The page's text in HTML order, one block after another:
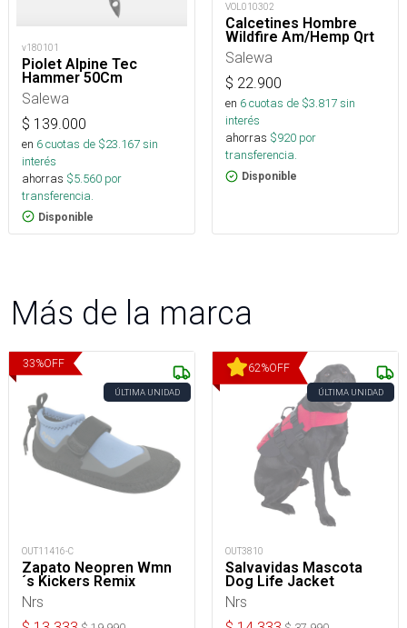
v180101
Piolet Alpine Tec
Hammer 50Cm
Salewa
$ 139.000
en 6cuotas de $23.167sin
interés
ahorras $5.560 por
transferencia.
Disponible
VOL010302
Calcetines Hombre
Wildfire Am/Hemp Qrt
Salewa
$ 22.900
en 6cuotas de $3.817sin
interés
ahorras $920 por
transferencia.
Disponible
Más de la marca
33%OFF
ÚLTIMA UNIDAD
OUT11416-C
Zapato Neopren Wmn
´s Kickers Remix
Nrs
62%OFF
ÚLTIMA UNIDAD
OUT3810
Salvavidas Mascota
Dog Life Jacket
Nrs